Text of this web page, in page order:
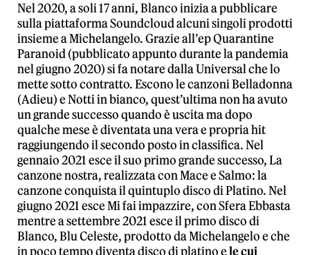
Nel 2020, a soli 17 anni, Blanco inizia a pubblicare
sulla piattaforma Soundcloud alcuni singoli prodotti
insieme a Michelangelo. Grazie all’ep Quarantine
Paranoid (pubblicato appunto durante la pandemia
nel giugno 2020) si fa notare dalla Universal che lo
mette sotto contratto. Escono le canzoni Belladonna
(Adieu) e Notti in bianco, quest’ultima non ha avuto
un grande successo quando è uscita ma dopo
qualche mese è diventata una vera e propria hit
raggiungendo il secondo posto in classifica. Nel
gennaio 2021 esce il suo primo grande successo, La
canzone nostra, realizzata con Mace e Salmo: la
canzone conquista il quintuplo disco di Platino. Nel
giugno 2021 esce Mi fai impazzire, con Sfera Ebbasta
mentre a settembre 2021 esce il primo disco di
Blanco, Blu Celeste, prodotto da Michelangelo e che
in poco tempo diventa disco di platino ele cui